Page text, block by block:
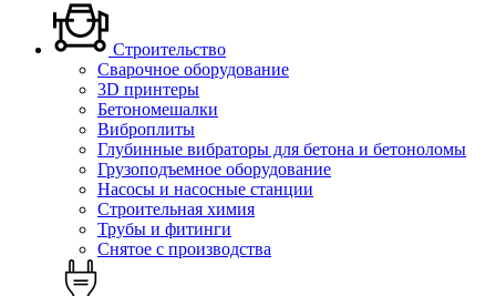
Строительство
Сварочное оборудование
3D принтеры
Бетономешалки
Виброплиты
Глубинные вибраторы для бетона и бетоноломы
Грузоподъемное оборудование
Насосы и насосные станции
Строительная химия
Трубы и фитинги
Снятое с производства